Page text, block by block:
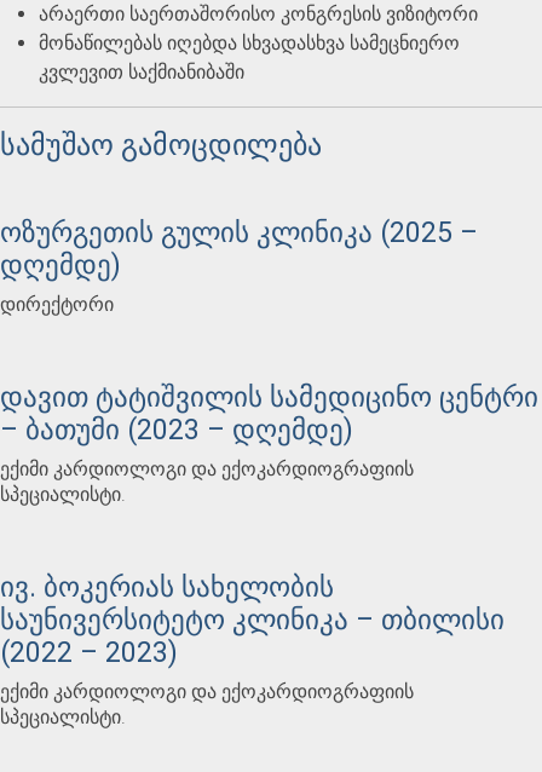
არაერთი საერთაშორისო კონგრესის ვიზიტორი
მონაწილებას იღებდა სხვადასხვა სამეცნიერო
კვლევით საქმიანიბაში
სამუშაო გამოცდილება
ოზურგეთის გულის კლინიკა (2025 –
დღემდე)
დირექტორი
დავით ტატიშვილის სამედიცინო ცენტრი
– ბათუმი (2023 – დღემდე)
ექიმი კარდიოლოგი და ექოკარდიოგრაფიის
სპეციალისტი.
ივ. ბოკერიას სახელობის
საუნივერსიტეტო კლინიკა – თბილისი
(2022 – 2023)
ექიმი კარდიოლოგი და ექოკარდიოგრაფიის
სპეციალისტი.